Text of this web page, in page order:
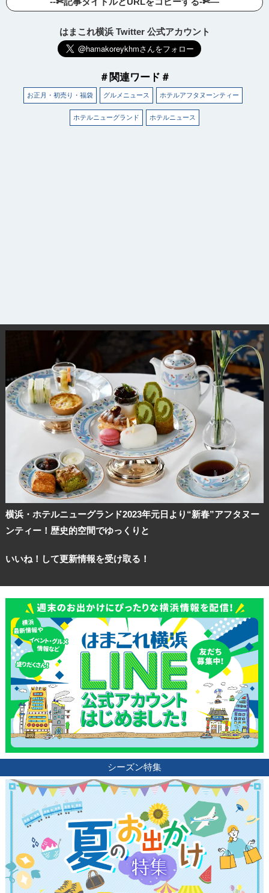
はまこれ横浜 Twitter 公式アカウント
＃関連ワード＃
お正月・初売り・福袋 グルメニュース ホテルアフタヌーンティー
ホテルニューグランド ホテルニュース
横浜・ホテルニューグランド2023年元日より“新春”アフタヌー
ンティー！歴史的空間でゆっくりと
いいね！して更新情報を受け取る！
シーズン特集
観光ガイド